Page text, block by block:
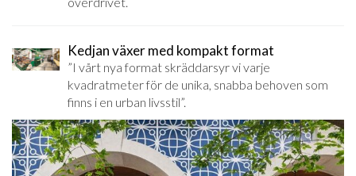
Kedjan växer med kompakt format
”I vårt nya format skräddarsyr vi varje
kvadratmeter för de unika, snabba behoven som
finns i en urban livsstil”.